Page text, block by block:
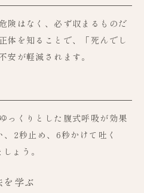
険はなく、必ず収まるものだ
体を知ることで、「死んでし
安が軽減されます。
っくりとした腹式呼吸が効果
2秒止め、6秒かけて吐く
ょう。
学ぶ